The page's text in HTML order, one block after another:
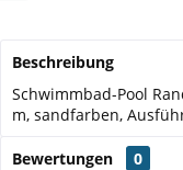
Beschreibung
Schwimmbad-Pool
m, sandfarben,
Bewertungen
0